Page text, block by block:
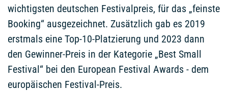
wichtigsten deutschen Festivalpreis, für das „feinste
Booking“ ausgezeichnet. Zusätzlich gab es 2019
erstmals eine Top-10-Platzierung und 2023 dann
den Gewinner-Preis in der Kategorie „Best Small
Festival“ bei den European Festival Awards - dem
europäischen Festival-Preis.